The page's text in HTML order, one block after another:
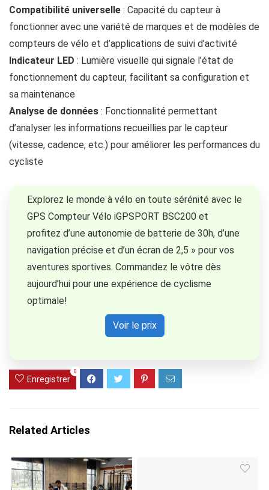
Compatibilité universelle : Capacité du capteur à
fonctionner avec une variété de marques et de modèles de
compteurs de vélo et d’applications de suivi d’activité
Indicateur LED : Lumière visuelle qui signale l’état de
fonctionnement du capteur, facilitant sa configuration et
sa maintenance
Analyse de données : Fonctionnalité permettant
d’analyser les informations recueillies par le capteur
(vitesse, cadence, etc.) pour améliorer les performances du
cycliste
Explorez le monde à vélo en toute sérénité avec le
GPS Compteur Vélo iGPSPORT BSC200 et
profitez d’une autonomie de batterie de 30h, d’une
navigation précise et d’un écran de 2,5 » pour vos
aventures sportives. Commandez le vôtre dès
aujourd’hui pour une expérience de cyclisme
optimale!
Voir le prix
Enregistrer
0
Related Articles